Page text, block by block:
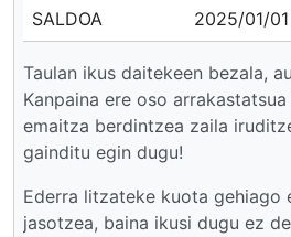
SALDOA 2025/01/01
Taulan ikus daitekeen bezala,
Kanpaina ere oso
emaitza berdintzea zaila
gainditu egin dugu!
Ederra litzateke kuota gehiago
jasotzea, baina ikusi dugu ez